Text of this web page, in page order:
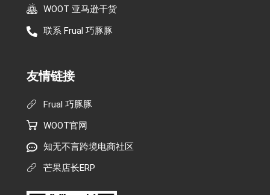
WOOT 亚马逊干货
联系 Frual 巧豚豚
友情链接
Frual 巧豚豚
WOOT官网
知无不言跨境电商社区
芒果店长ERP